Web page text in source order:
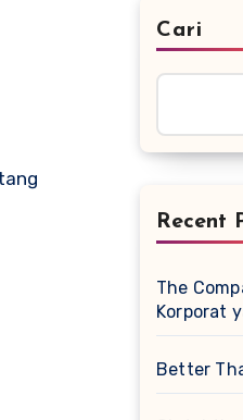
Cari
Recent
The
Korporat
Better